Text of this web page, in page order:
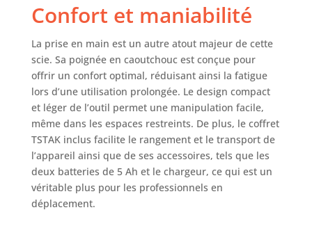
semelle réglable,
inclinable jusqu'à
45° de chaque
côté, est facile à
installer et les
lames peuvent être
changées sans
outils. La soufflerie
débarrasse la ligne
de coupe de la
poussière et des
débris produit 1:
Cette scie avec
Confort et maniabilité
La prise en main est un autre atout majeur de cette
scie. Sa poignée en caoutchouc est conçue pour
offrir un confort optimal, réduisant ainsi la fatigue
lors d’une utilisation prolongée. Le design compact
et léger de l’outil permet une manipulation facile,
même dans les espaces restreints. De plus, le coffret
TSTAK inclus facilite le rangement et le transport de
l’appareil ainsi que de ses accessoires, tels que les
deux batteries de 5 Ah et le chargeur, ce qui est un
véritable plus pour les professionnels en
déplacement.